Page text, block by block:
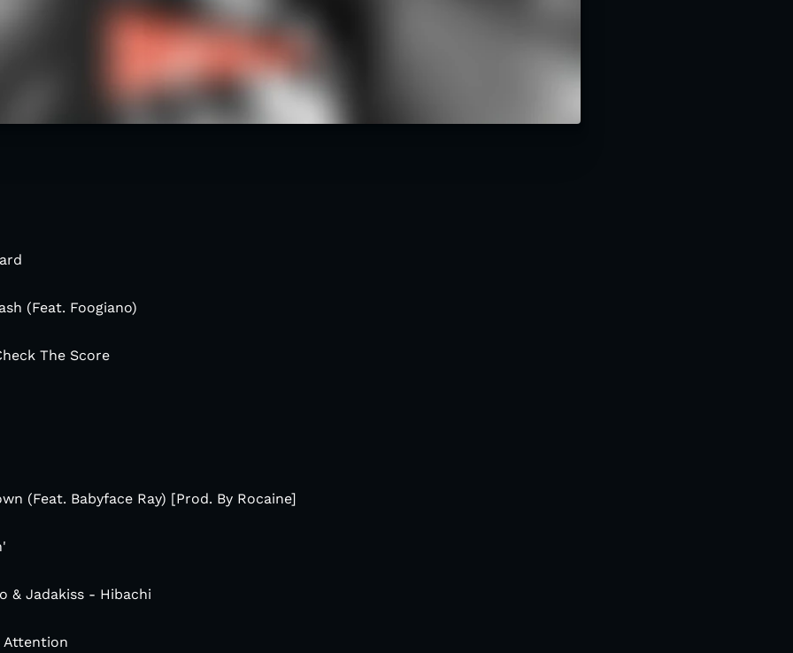
(Feat. Foogiano)
The Score
(Feat. Babyface Ray) [Prod. By Rocaine]
& Jadakiss - Hibachi
Attention